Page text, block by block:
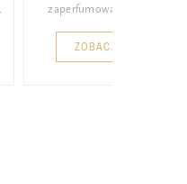
zaperfumowaniem.
ZOBACZ